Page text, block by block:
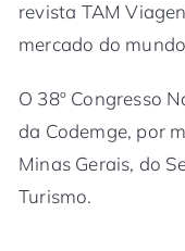
revista TAM
mercado do
O 38º Congresso
da Codemge, por
Minas Gerais, do
Turismo.